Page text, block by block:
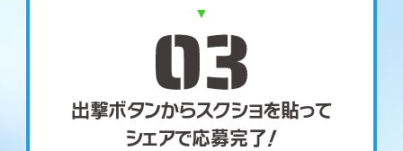
出撃ボタンからスクショを貼って
シェアで応募完了！